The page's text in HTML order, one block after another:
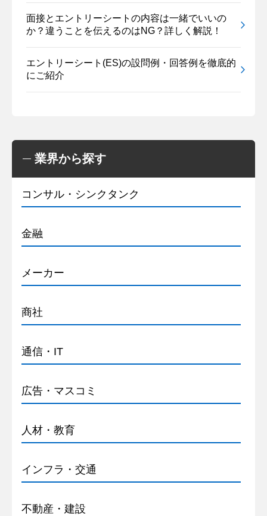
面接とエントリーシートの内容は一緒でいいの
か？違うことを伝えるのはNG？詳しく解説！
エントリーシート(ES)の設問例・回答例を徹底的
にご紹介
業界から探す
コンサル・シンクタンク
金融
メーカー
商社
通信・IT
広告・マスコミ
人材・教育
インフラ・交通
不動産・建設